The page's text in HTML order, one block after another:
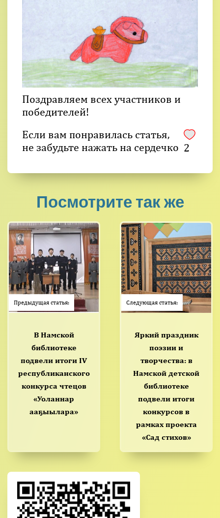
Поздравляем всех участников и
победителей!
Если вам понравилась статья,
не забудьте нажать на сердечко 2
Посмотрите так же
Предыдущая статья:
В Намской
библиотеке
подвели итоги IV
республиканского
конкурса чтецов
«Уоланнар
ааҕыылара»
Следующая статья:
Яркий праздник
поэзии и
творчества: в
Намской детской
библиотеке
подвели итоги
конкурсов в
рамках проекта
«Сад стихов»